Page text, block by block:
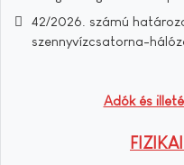
42/2026. számú
szennyvízcsatorna-
Adók és